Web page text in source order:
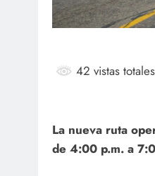
42 vistas totales
La nueva ruta
de 4:00 p.m. a